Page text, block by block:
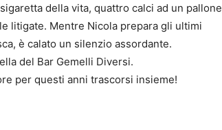
della vita, quattro calci ad un pallone
litigate. Mentre Nicola prepara gli ultimi
è calato un silenzio assordante.
del Bar Gemelli Diversi.
per questi anni trascorsi insieme!